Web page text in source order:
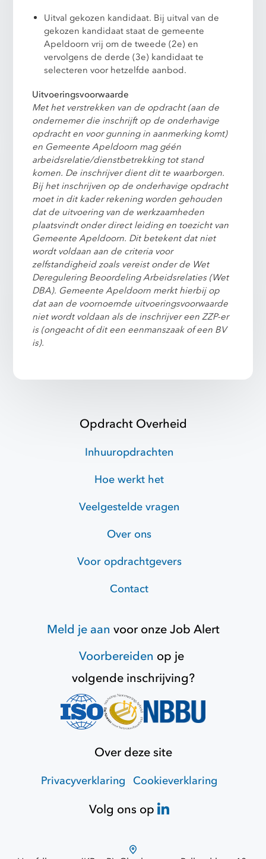
Uitval gekozen kandidaat. Bij uitval van de
gekozen kandidaat staat de gemeente
Apeldoorn vrij om de tweede (2e) en
vervolgens de derde (3e) kandidaat te
selecteren voor hetzelfde aanbod.
Uitvoeringsvoorwaarde
Met het verstrekken van de opdracht (aan de
ondernemer die inschrijft op de onderhavige
opdracht en voor gunning in aanmerking komt)
en Gemeente Apeldoorn mag géén
arbeidsrelatie/dienstbetrekking tot stand
komen. De inschrijver dient dit te waarborgen.
Bij het inschrijven op de onderhavige opdracht
moet in dit kader rekening worden gehouden
dat de uitvoering van de werkzaamheden
plaatsvindt onder direct leiding en toezicht van
Gemeente Apeldoorn. Dit betekent dat niet
wordt voldaan aan de criteria voor
zelfstandigheid zoals vereist onder de Wet
Deregulering Beoordeling Arbeidsrelaties (Wet
DBA). Gemeente Apeldoorn merkt hierbij op
dat aan de voornoemde uitvoeringsvoorwaarde
niet wordt voldaan als de inschrijver een ZZP-er
is (ongeacht of dit een eenmanszaak of een BV
is).
Opdracht Overheid
Inhuuropdrachten
Hoe werkt het
Veelgestelde vragen
Over ons
Voor opdrachtgevers
Contact
Meld je aan voor onzeJob Alert
Voorbereiden op je
volgende inschrijving?
Over deze site
Privacyverklaring Cookieverklaring
Volg ons op